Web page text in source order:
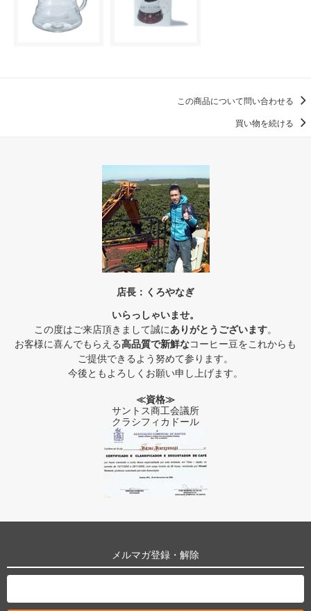
この商品について問い合わせる
買い物を続ける
店長：くろやなぎ
いらっしゃいませ。
この度はご来店頂きまして誠にありがとうございます。
お客様に喜んでもらえる高品質で新鮮なコーヒー豆をこれからも
ご提供できるよう努めて参ります。
今後ともよろしくお願い申し上げます。
≪資格≫
サントス商工会議所
クラシフィカドール
メルマガ登録・解除